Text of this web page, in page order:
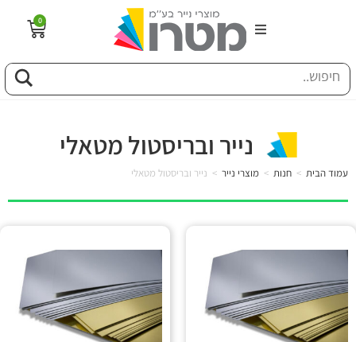
מונחים
0
נייר ובריסטול מטאלי
עמוד הבית > חנות > מוצרי נייר > נייר ובריסטול מטאלי